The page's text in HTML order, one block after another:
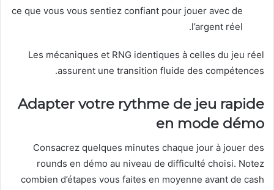
ce que vous vous sentiez confiant pour jouer avec de
l’argent réel.
Les mécaniques et RNG identiques à celles du jeu réel
assurent une transition fluide des compétences.
Adapter votre rythme de jeu rapide
en mode démo
Consacrez quelques minutes chaque jour à jouer des
rounds en démo au niveau de difficulté choisi. Notez
combien d’étapes vous faites en moyenne avant de cash